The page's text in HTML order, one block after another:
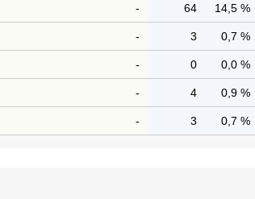
- 64 14,5 %
- 3 0,7 %
- 0 0,0 %
- 4 0,9 %
- 3 0,7 %